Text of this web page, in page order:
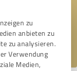
zu
anbieten zu
zu analysieren.
Verwendung
Medien,
zu.